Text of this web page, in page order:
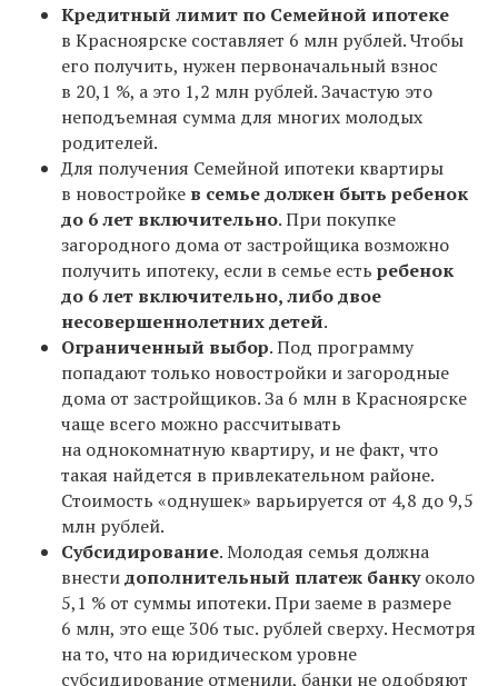
Кредитный лимит по Семейной ипотеке
в Красноярске составляет 6 млн рублей. Чтобы
его получить, нужен первоначальный взнос
в 20,1 %, а это 1,2 млн рублей. Зачастую это
неподъемная сумма для многих молодых
родителей.
Для получения Семейной ипотеки квартиры
в новостройке в семье должен быть ребенок
до 6 лет включительно. При покупке
загородного дома от застройщика возможно
получить ипотеку, если в семье есть ребенок
до 6 лет включительно, либо двое
несовершеннолетних детей.
Ограниченный выбор. Под программу
попадают только новостройки и загородные
дома от застройщиков. За 6 млн в Красноярске
чаще всего можно рассчитывать
на однокомнатную квартиру, и не факт, что
такая найдется в привлекательном районе.
Стоимость «однушек» варьируется от 4,8 до 9,5
млн рублей.
Субсидирование. Молодая семья должна
внестидополнительный платеж банкуоколо
5,1 % от суммы ипотеки. При заеме в размере
6 млн, это еще 306 тыс. рублей сверху. Несмотря
на то, что на юридическом уровне
субсидирование отменили, банки не одобряют